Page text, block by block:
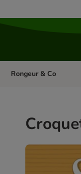
Chien
Dérouler les catégories:
Rongeur & Co